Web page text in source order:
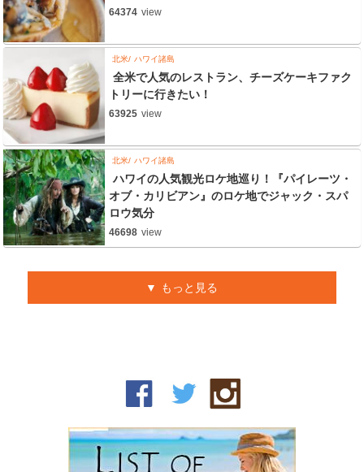
64374 view
北米 ハワイ諸島
全米で人気のレストラン、チーズケーキファク
トリーに行きたい！
63925 view
北米 ハワイ諸島
ハワイの人気観光ロケ地巡り！『パイレーツ・
オブ・カリビアン』のロケ地でジャック・スパ
ロウ気分
46698 view
もっと見る